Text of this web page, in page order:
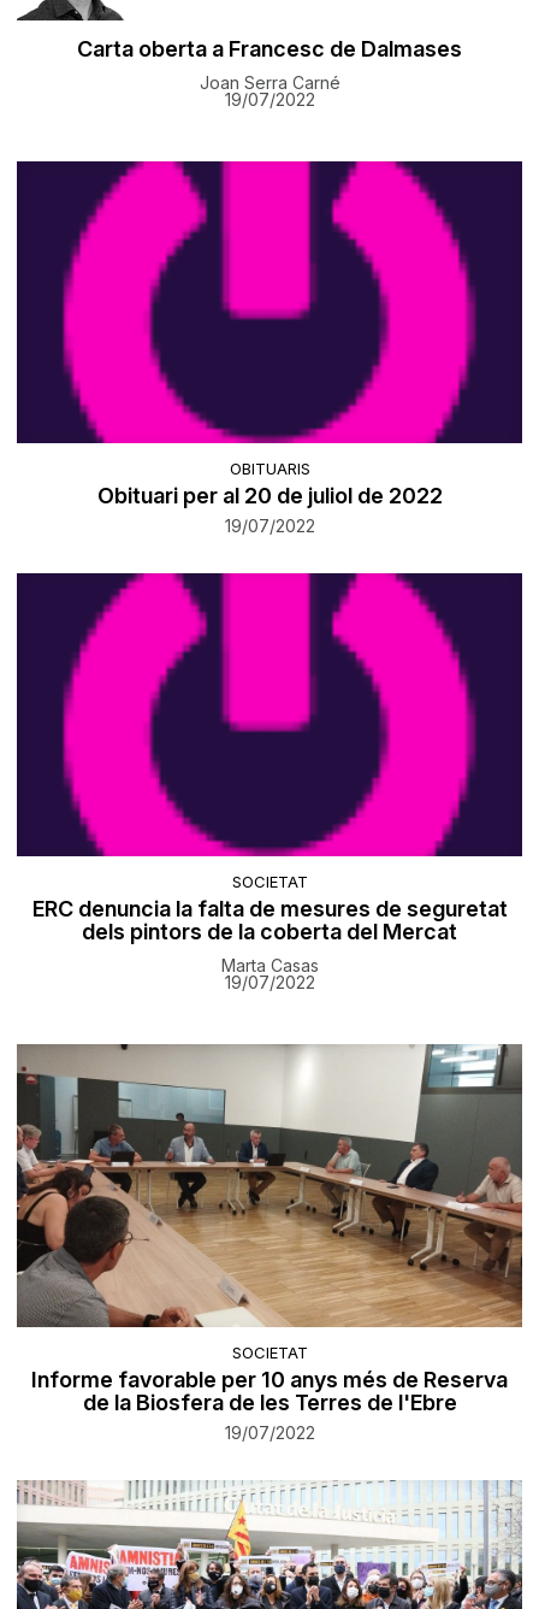
Carta oberta a Francesc de Dalmases
Joan Serra Carné
19/07/2022
OBITUARIS
Obituari per al 20 de juliol de 2022
19/07/2022
SOCIETAT
ERC denuncia la falta de mesures de seguretat
dels pintors de la coberta del Mercat
Marta Casas
19/07/2022
SOCIETAT
Informe favorable per 10 anys més de Reserva
de la Biosfera de les Terres de l'Ebre
19/07/2022